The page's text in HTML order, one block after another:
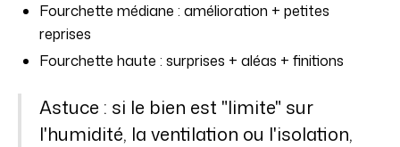
Fourchette médiane : amélioration + petites
reprises
Fourchette haute : surprises + aléas + finitions
Astuce : si le bien est "limite" sur
l'humidité, la ventilation ou l'isolation,